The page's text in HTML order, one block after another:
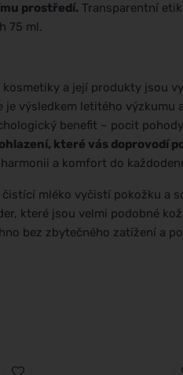
prostředí. Transparentní
75 ml.
a její produkty jsou
výsledkem letitého výzkumu
benefit – pocit
které vás doprovodí
a komfort do
mléko vyčistí pokožku a
které jsou velmi podobné
bez zbytečného zatížení a